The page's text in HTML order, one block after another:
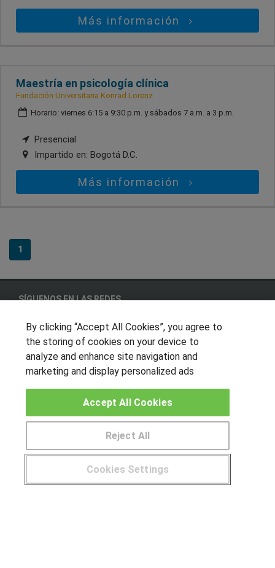
Más información
Maestría en psicología clínica
Fundación Universitaria Konrad Lorenz
Horario: viernes 6:15 a 9:30 p.m. y sábados 7 a.m. a 3 p.m.
Presencial
Impartido en: Bogotá D.C.
Más información
1
SÍGUENOS EN LAS REDES
OTROS GRUPOS DE INTERES
Muro de los idiomas
Hablemos de empleo
Locos por las becas
Publicar cursos
By clicking “Accept All Cookies”, you agree to
the storing of cookies on your device to
analyze and enhance site navigation and
marketing and display personalized ads
Cookies Settings
Reject All
Accept All Cookies